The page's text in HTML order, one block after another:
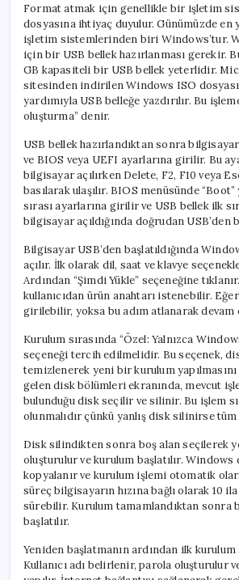
Format atmak için genellikle bir işletim
dosyasına ihtiyaç duyulur. Günümüzde en
işletim sistemlerinden biri Windows’tur.
için bir USB bellek hazırlanması gerekir.
GB kapasiteli bir USB bellek yeterlidir.
sitesinden indirilen Windows ISO
yardımıyla USB belleğe yazdırılır. Bu
oluşturma” denir.
USB bellek hazırlandıktan sonra
ve BIOS veya UEFI ayarlarına girilir. Bu
bilgisayar açılırken Delete, F2, F10 veya
basılarak ulaşılır. BIOS menüsünde
sırası ayarlarına girilir ve USB bellek ilk
bilgisayar açıldığında doğrudan USB’den
Bilgisayar USB’den başlatıldığında
açılır. İlk olarak dil, saat ve klavye
Ardından “Şimdi Yükle” seçeneğine
kullanıcıdan ürün anahtarı istenebilir.
girilebilir, yoksa bu adım atlanarak devam
Kurulum sırasında “Özel: Yalnızca
seçeneği tercih edilmelidir. Bu seçenek,
temizlenerek yeni bir kurulum yapılmasını
gelen disk bölümleri ekranında, mevcut
bulunduğu disk seçilir ve silinir. Bu işlem
olunmalıdır çünkü yanlış disk silinirse
Disk silindikten sonra boş alan seçilerek
oluşturulur ve kurulum başlatılır. Windows
kopyalanır ve kurulum işlemi otomatik
süreç bilgisayarın hızına bağlı olarak 10
sürebilir. Kurulum tamamlandıktan sonra
başlatılır.
Yeniden başlatmanın ardından ilk kurulum
Kullanıcı adı belirlenir, parola oluşturulur